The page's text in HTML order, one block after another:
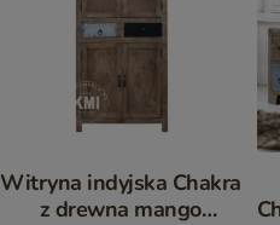
Witryna indyjska Chakra
z drewna mango